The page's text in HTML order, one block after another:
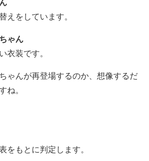
えをしています。
ゃん
衣装です。
ゃんが再登場するのか、想像するだ
ね。
をもとに判定します。